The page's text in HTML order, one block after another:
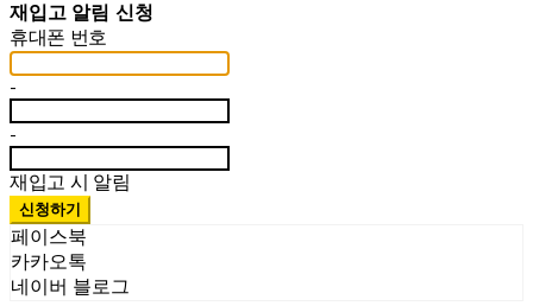
재입고 알림 신청
휴대폰 번호
-
-
재입고 시 알림
신청하기
페이스북
카카오톡
네이버 블로그